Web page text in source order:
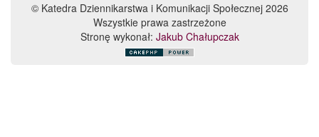
© Katedra Dziennikarstwa i Komunikacji Społecznej 2026
Wszystkie prawa zastrzeżone
Stronę wykonał: Jakub Chałupczak